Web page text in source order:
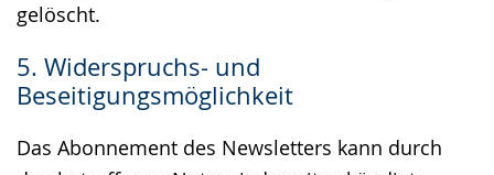
gelöscht.
5. Widerspruchs- und
Beseitigungsmöglichkeit
Das Abonnement des Newsletters kann durch